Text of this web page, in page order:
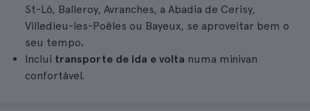
St-Lô, Balleroy, Avranches, a Abadia de Cerisy,
Villedieu-les-Poêles ou Bayeux, se aproveitar bem o
seu tempo.
Inclui transporte de ida e volta numa minivan
confortável.